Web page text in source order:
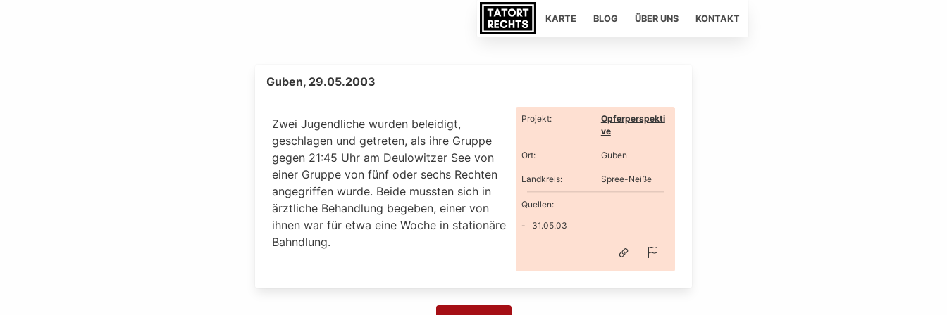
KARTE BLOG ÜBER UNS KONTAKT
Guben, 29.05.2003
Zwei Jugendliche wurden beleidigt,
geschlagen und getreten, als ihre Gruppe
gegen 21:45 Uhr am Deulowitzer See von
einer Gruppe von fünf oder sechs Rechten
angegriffen wurde. Beide mussten sich in
ärztliche Behandlung begeben, einer von
ihnen war für etwa eine Woche in stationäre
Bahndlung.
Projekt:
Opferperspekti
ve
Ort: Guben
Landkreis: Spree-Neiße
Quellen:
31.05.03